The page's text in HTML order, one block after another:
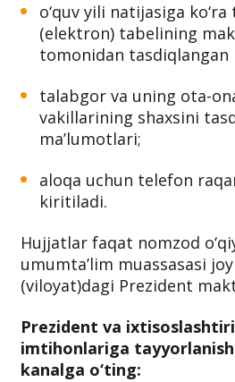
o‘quv yili natijasiga
(elektron) tabelining
tomonidan tasdiqlangan
talabgor va uning ota-
vakillarining shaxsini
ma’lumotlari;
aloqa uchun telefon
kiritiladi.
Hujjatlar faqat nomzod
umumta’lim muassasasi
(viloyat)dagi Prezident
Prezident va
imtihonlariga tayyorlanish
kanalga o‘ting: